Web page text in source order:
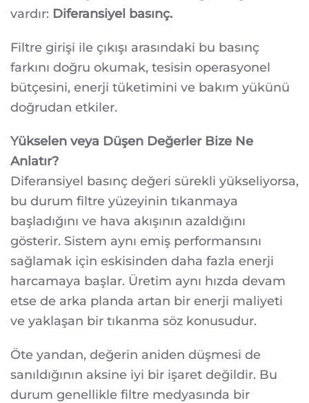
vardır: Diferansiyel basınç.
Filtre girişi ile çıkışı arasındaki bu basınç
farkını doğru okumak, tesisin operasyonel
bütçesini, enerji tüketimini ve bakım yükünü
doğrudan etkiler.
Yükselen veya Düşen Değerler Bize Ne
Anlatır?
Diferansiyel basınç değeri sürekli yükseliyorsa,
bu durum filtre yüzeyinin tıkanmaya
başladığını ve hava akışının azaldığını
gösterir. Sistem aynı emiş performansını
sağlamak için eskisinden daha fazla enerji
harcamaya başlar. Üretim aynı hızda devam
etse de arka planda artan bir enerji maliyeti
ve yaklaşan bir tıkanma söz konusudur.
Öte yandan, değerin aniden düşmesi de
sanıldığının aksine iyi bir işaret değildir. Bu
durum genellikle filtre medyasında bir